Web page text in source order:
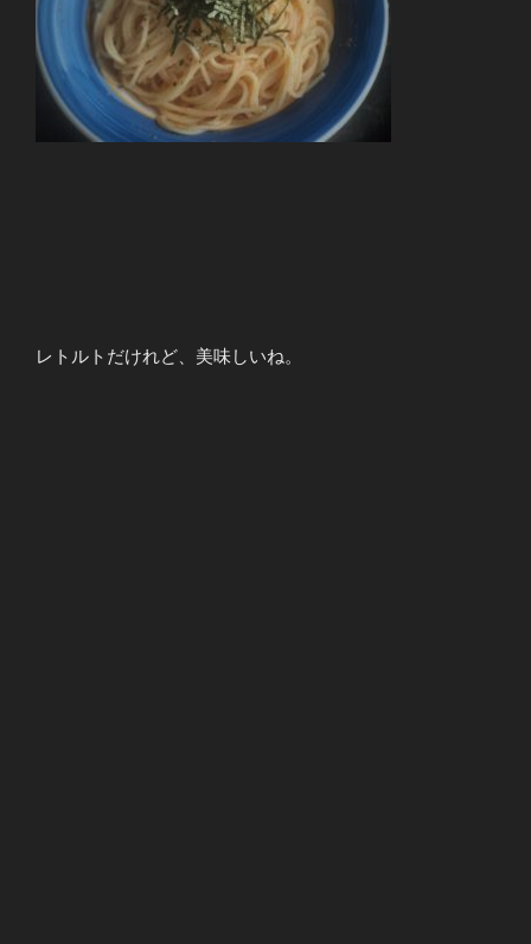
レトルトだけれど、美味しいね。